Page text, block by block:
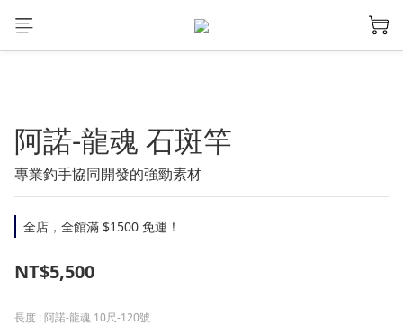
阿諾-龍魂 石斑竿
專業釣手協同開發的強勁素材
全店，全館滿 $1500 免運！
NT$5,500
長度 : 阿諾-龍魂 10尺-120號